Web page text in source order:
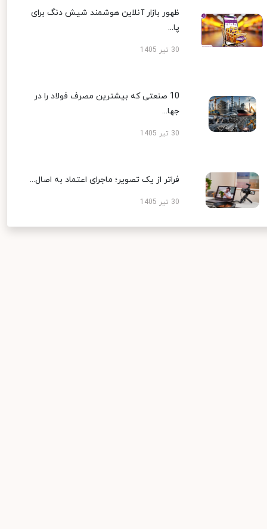
ظهور بازار آنلاین هوشمند شیش دنگ برای
پا...
30 تیر 1405
10 صنعتی که بیشترین مصرف فولاد را در
جها...
30 تیر 1405
فراتر از یک تصویر؛ ماجرای اعتماد به اصال...
30 تیر 1405